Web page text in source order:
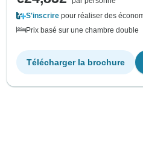
S'inscrire pour réaliser des
Prix basé sur une chambre double
Télécharger la brochure